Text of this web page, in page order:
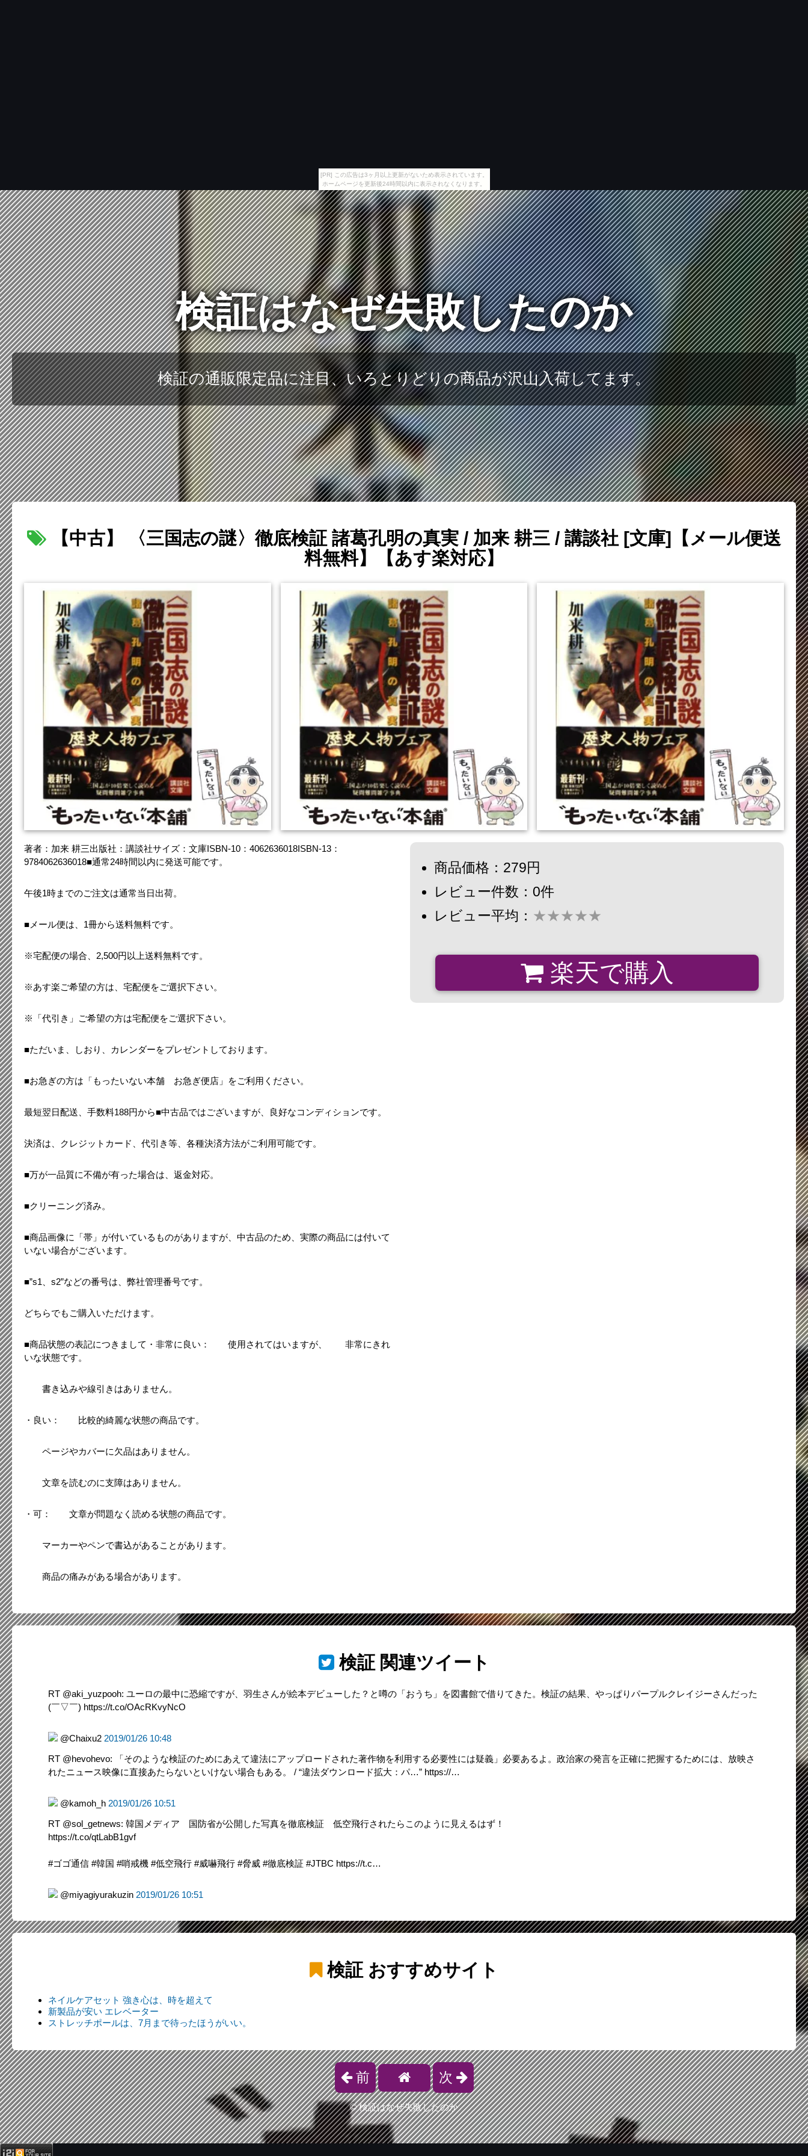
[PR] この広告は3ヶ月以上更新がないため表示されています。
ホームページを更新後24時間以内に表示されなくなります。
検証はなぜ失敗したのか
検証の通販限定品に注目、いろとりどりの商品が沢山入荷してます。
【中古】 〈三国志の謎〉徹底検証 諸葛孔明の真実 / 加来 耕三 / 講談社 [文庫]【メール便送
料無料】【あす楽対応】
著者：加来 耕三出版社：講談社サイズ：文庫ISBN-10：4062636018ISBN-13：
9784062636018■通常24時間以内に発送可能です。
午後1時までのご注文は通常当日出荷。
■メール便は、1冊から送料無料です。
※宅配便の場合、2,500円以上送料無料です。
※あす楽ご希望の方は、宅配便をご選択下さい。
※「代引き」ご希望の方は宅配便をご選択下さい。
■ただいま、しおり、カレンダーをプレゼントしております。
■お急ぎの方は「もったいない本舗 お急ぎ便店」をご利用ください。
最短翌日配送、手数料188円から■中古品ではございますが、良好なコンディションです。
決済は、クレジットカード、代引き等、各種決済方法がご利用可能です。
■万が一品質に不備が有った場合は、返金対応。
■クリーニング済み。
■商品画像に「帯」が付いているものがありますが、中古品のため、実際の商品には付いて
いない場合がございます。
■”s1、s2”などの番号は、弊社管理番号です。
どちらでもご購入いただけます。
■商品状態の表記につきまして・非常に良い： 使用されてはいますが、 非常にきれ
いな状態です。
書き込みや線引きはありません。
・良い： 比較的綺麗な状態の商品です。
ページやカバーに欠品はありません。
文章を読むのに支障はありません。
・可： 文章が問題なく読める状態の商品です。
マーカーやペンで書込があることがあります。
商品の痛みがある場合があります。
商品価格：279円
レビュー件数：0件
レビュー平均： ★★★★★
楽天で購入
検証関連ツイート
RT @aki_yuzpooh: ユーロの最中に恐縮ですが、羽生さんが絵本デビューした？と噂の「おうち」を図書館で借りてきた。検証の結果、やっぱりパープルクレイジーさんだった
(￣▽￣) https://t.co/OAcRKvyNcO
@Chaixu2 2019/01/26 10:48
RT @hevohevo: 「そのような検証のためにあえて違法にアップロードされた著作物を利用する必要性には疑義」必要あるよ。政治家の発言を正確に把握するためには、放映さ
れたニュース映像に直接あたらないといけない場合もある。 / “違法ダウンロード拡大：パ…” https://…
@kamoh_h 2019/01/26 10:51
RT @sol_getnews: 韓国メディア 国防省が公開した写真を徹底検証 低空飛行されたらこのように見えるはず！
https://t.co/qtLabB1gvf
#ゴゴ通信 #韓国 #哨戒機 #低空飛行 #威嚇飛行 #脅威 #徹底検証 #JTBC https://t.c…
@miyagiyurakuzin 2019/01/26 10:51
検証 おすすめサイト
ネイルケアセット 強き心は、時を超えて
新製品が安い エレベーター
ストレッチポールは、7月まで待ったほうがいい。
前 次
©検証はなぜ失敗したのか